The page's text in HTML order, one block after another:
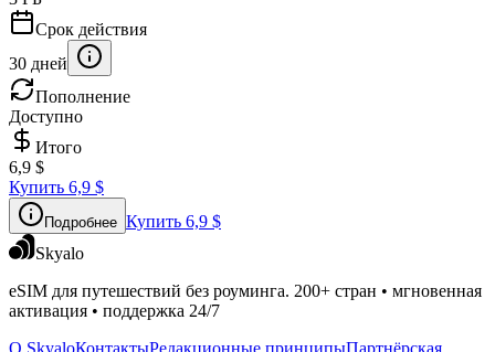
Срок действия
30 дней
Пополнение
Доступно
Итого
6,9 $
Купить 6,9 $
Подробнее Купить 6,9 $
Skyalo
eSIM для путешествий без роуминга. 200+ стран • мгновенная
активация • поддержка 24/7